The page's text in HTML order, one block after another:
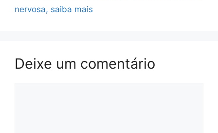
nervosa, saiba mais
Deixe um comentário